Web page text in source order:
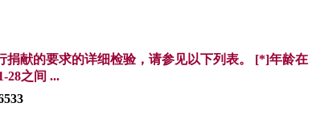
献的要求的详细检验，请参见以下列表。 [*]年龄在
28之间 ...